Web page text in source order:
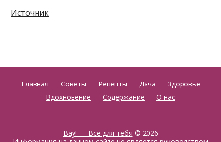
Источник
Главная Советы Рецепты Дача
Здоровье
Вдохновение
Содержание О нас
Вау! — Все для тебя © 2026